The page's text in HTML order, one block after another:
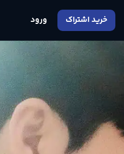
خرید اشتراک ورود